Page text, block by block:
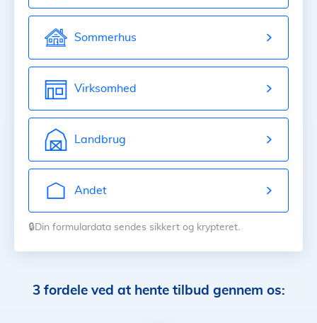
Sommerhus
Virksomhed
Landbrug
Andet
🔒Din formulardata sendes sikkert og krypteret.
3 fordele ved at hente tilbud gennem os: